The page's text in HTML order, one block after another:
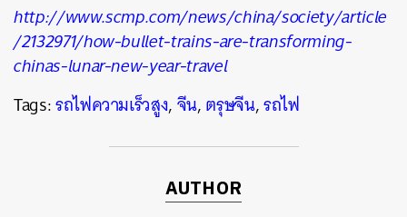
http://www.scmp.com/news/china/society/article
/2132971/how-bullet-trains-are-transforming-
chinas-lunar-new-year-travel
Tags:รถไฟความเร็วสูง,จีน,ตรุษจีน,รถไฟ
AUTHOR